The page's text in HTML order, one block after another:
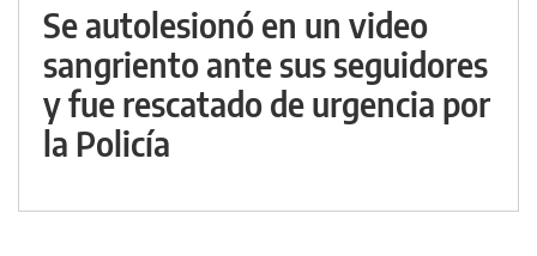
Se autolesionó en un video
sangriento ante sus seguidores
y fue rescatado de urgencia por
la Policía